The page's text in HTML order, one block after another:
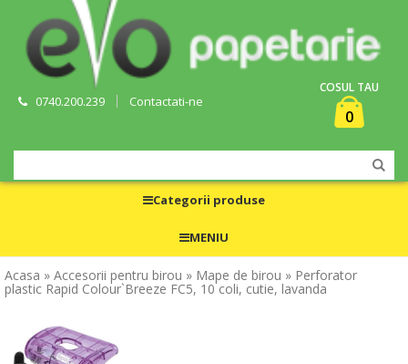
0740.200.239 Contactati-ne
COSUL TAU
0
Categorii produse
MENIU
Acasa » Accesorii pentru birou » Mape de birou » Perforator
plastic Rapid Colour`Breeze FC5, 10 coli, cutie, lavanda